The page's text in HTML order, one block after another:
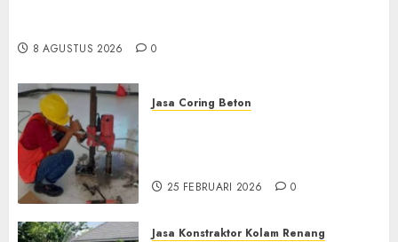
8 AGUSTUS 2026 0
Jasa Coring Beton
25 FEBRUARI 2026 0
Jasa Konstraktor Kolam Renang